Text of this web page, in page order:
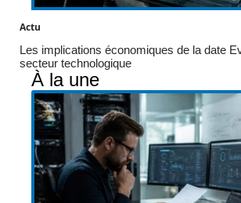
Actu
Les implications économiques de la date
secteur technologique
À la une